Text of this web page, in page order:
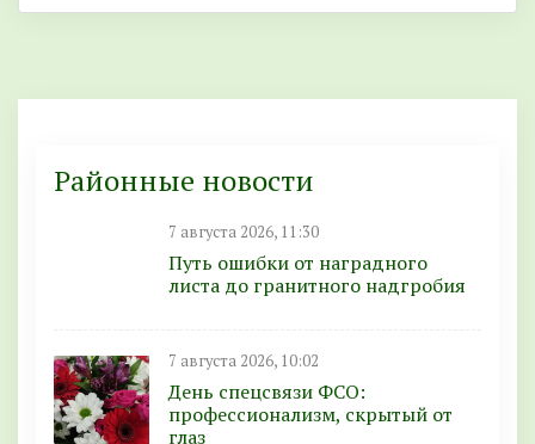
Районные новости
7 августа 2026, 11:30
Путь ошибки от наградного
листа до гранитного надгробия
7 августа 2026, 10:02
День спецсвязи ФСО:
профессионализм, скрытый от
глаз